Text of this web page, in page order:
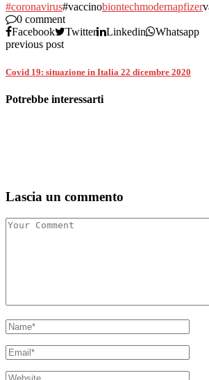
#coronavirus#vaccinobiontechmodernapfizer
0 comment
Facebook
Twitter Linkedin
Whatsapp
previous post
Covid 19: situazione in Italia 22 dicembre 2020
Potrebbe interessarti
Lascia un commento